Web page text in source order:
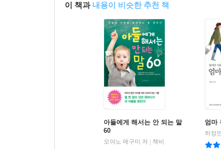
이 책과 내용이 비슷한 추천 책
아들에게 해서는 안 되는 말
60
오야노 메구미 저 | 책비
엄마
하정